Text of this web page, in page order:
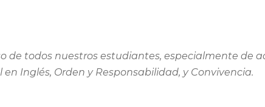
de todos nuestros estudiantes, especialmente de
Inglés, Orden y Responsabilidad, y Convivencia.